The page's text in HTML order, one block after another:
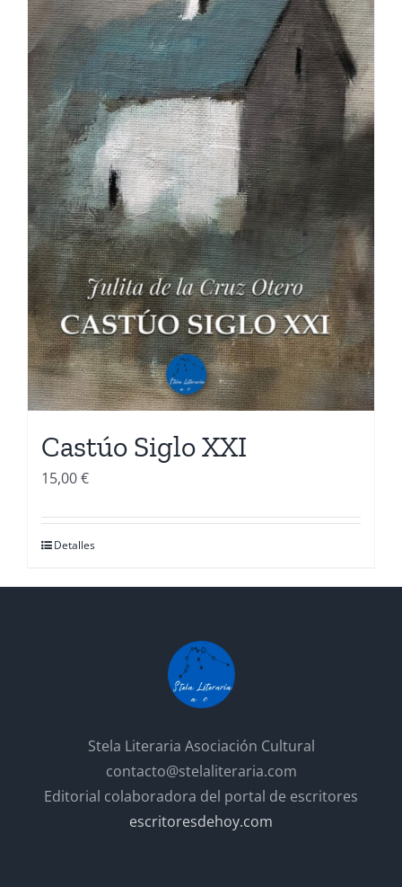
Castúo Siglo XXI
15,00€
Detalles
Stela Literaria Asociación Cultural
contacto@stelaliteraria.com
Editorial colaboradora del portal de escritores
escritoresdehoy.com